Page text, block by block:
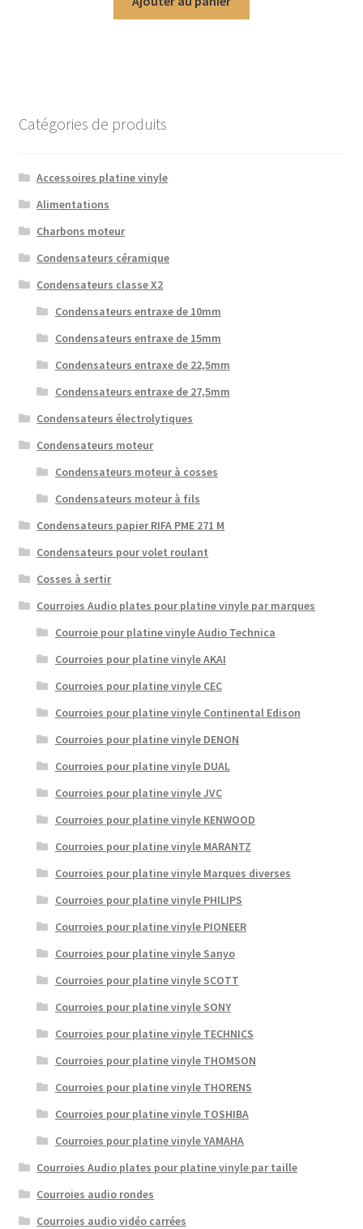
Catégories de produits
Accessoires platine vinyle
Alimentations
Charbons moteur
Condensateurs céramique
Condensateurs classe X2
Condensateurs entraxe de 10mm
Condensateurs entraxe de 15mm
Condensateurs entraxe de 22,5mm
Condensateurs entraxe de 27,5mm
Condensateurs électrolytiques
Condensateurs moteur
Condensateurs moteur à cosses
Condensateurs moteur à fils
Condensateurs papier RIFA PME 271 M
Condensateurs pour volet roulant
Cosses à sertir
Courroies Audio plates pour platine vinyle par marques
Courroie pour platine vinyle Audio Technica
Courroies pour platine vinyle AKAI
Courroies pour platine vinyle CEC
Courroies pour platine vinyle Continental Edison
Courroies pour platine vinyle DENON
Courroies pour platine vinyle DUAL
Courroies pour platine vinyle JVC
Courroies pour platine vinyle KENWOOD
Courroies pour platine vinyle MARANTZ
Courroies pour platine vinyle Marques diverses
Courroies pour platine vinyle PHILIPS
Courroies pour platine vinyle PIONEER
Courroies pour platine vinyle Sanyo
Courroies pour platine vinyle SCOTT
Courroies pour platine vinyle SONY
Courroies pour platine vinyle TECHNICS
Courroies pour platine vinyle THOMSON
Courroies pour platine vinyle THORENS
Courroies pour platine vinyle TOSHIBA
Courroies pour platine vinyle YAMAHA
Courroies Audio plates pour platine vinyle par taille
Courroies audio rondes
Courroies audio vidéo carrées